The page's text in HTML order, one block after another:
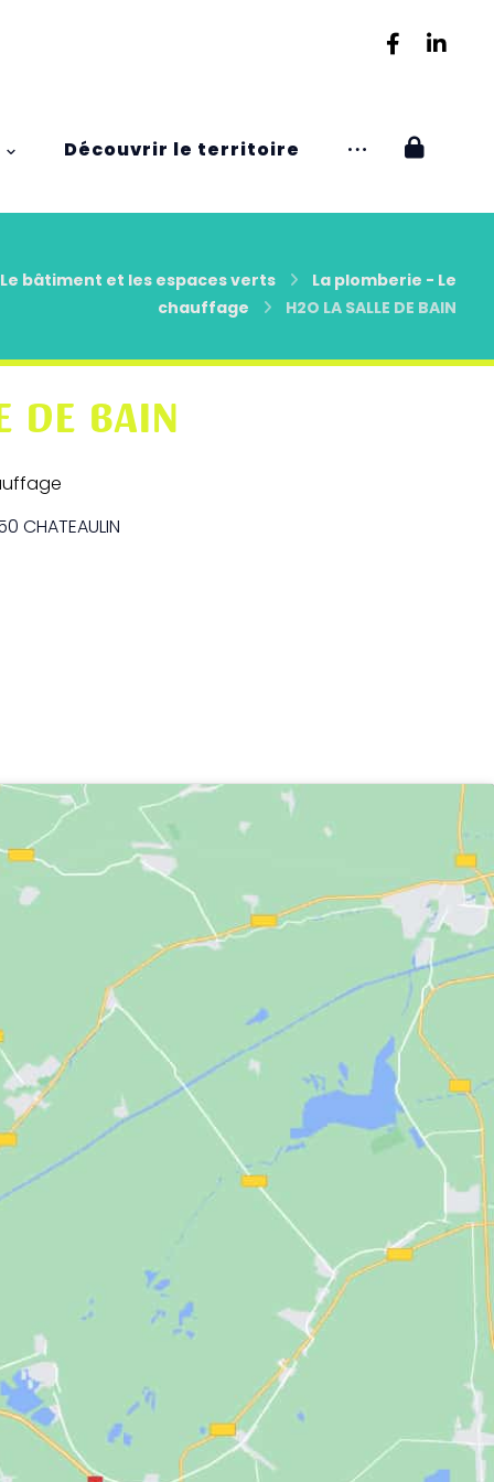
Découvrir le territoire
Le bâtiment et les espaces verts
La plomberie - Le
chauffage
H2O LA SALLE DE BAIN
DE BAIN
CHATEAULIN